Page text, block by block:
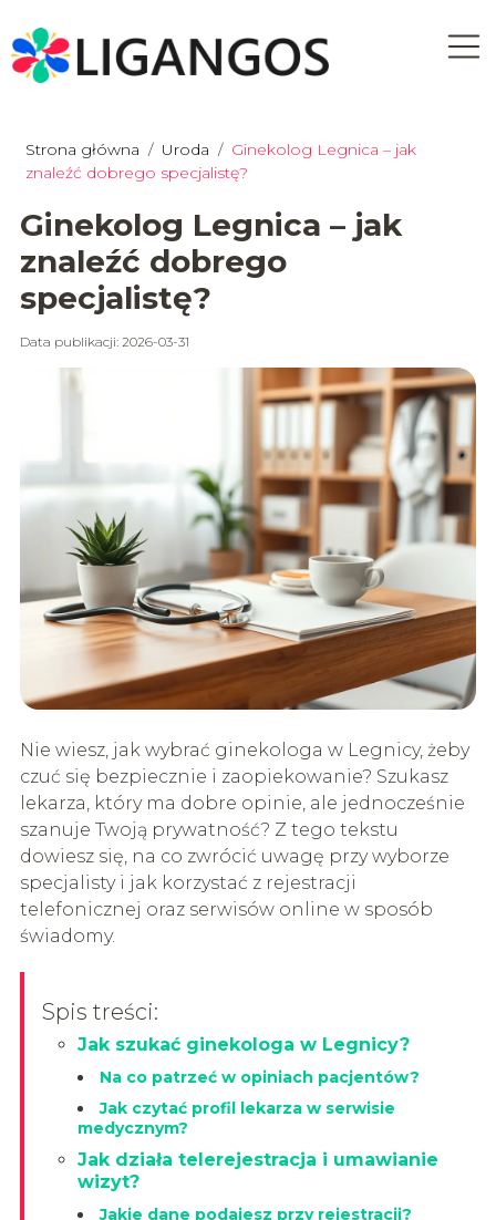
Strona główna / Uroda / Ginekolog Legnica – jak
znaleźć dobrego specjalistę?
Ginekolog Legnica – jak
znaleźć dobrego
specjalistę?
Data publikacji: 2026-03-31
Nie wiesz, jak wybrać ginekologa w Legnicy, żeby
czuć się bezpiecznie i zaopiekowanie? Szukasz
lekarza, który ma dobre opinie, ale jednocześnie
szanuje Twoją prywatność? Z tego tekstu
dowiesz się, na co zwrócić uwagę przy wyborze
specjalisty i jak korzystać z rejestracji
telefonicznej oraz serwisów online w sposób
świadomy.
Spis treści:
Jak szukać ginekologa w Legnicy?
Na co patrzeć w opiniach pacjentów?
Jak czytać profil lekarza w serwisie
medycznym?
Jak działa telerejestracja i umawianie
wizyt?
Jakie dane podajesz przy rejestracji?